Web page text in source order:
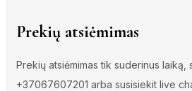
Prekių atsiėmimas
Prekių atsiėmimas tik suderinus laiką,
+37067607201 arba susisiekit live